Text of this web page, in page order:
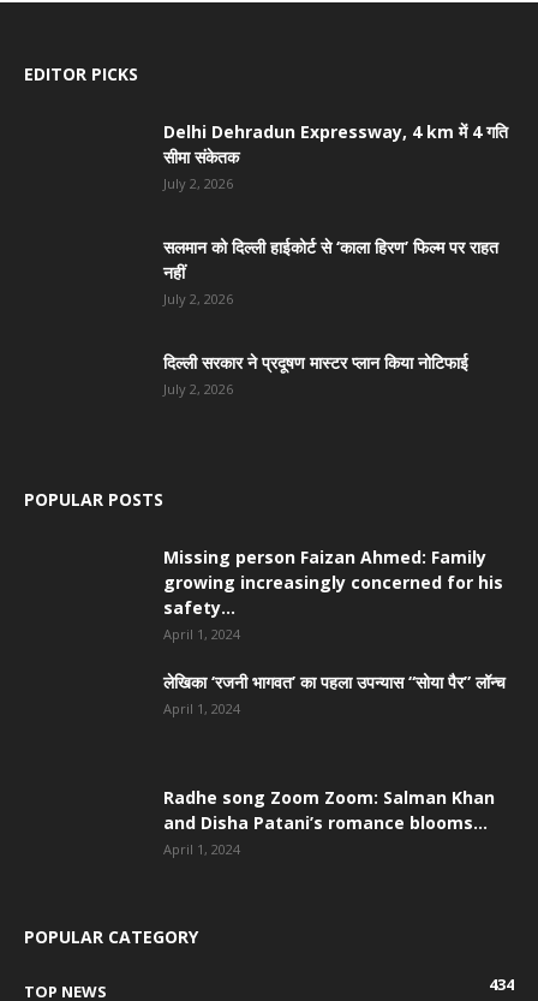
EDITOR PICKS
Delhi Dehradun Expressway, 4 km में 4 गति
सीमा संकेतक
July 2, 2026
सलमान को दिल्ली हाईकोर्ट से ‘काला हिरण’ फिल्म पर राहत
नहीं
July 2, 2026
दिल्ली सरकार ने प्रदूषण मास्टर प्लान किया नोटिफाई
July 2, 2026
POPULAR POSTS
Missing person Faizan Ahmed: Family
growing increasingly concerned for his
safety...
April 1, 2024
लेखिका ‘रजनी भागवत’ का पहला उपन्यास “सोया पैर” लॉन्च
April 1, 2024
Radhe song Zoom Zoom: Salman Khan
and Disha Patani’s romance blooms...
April 1, 2024
POPULAR CATEGORY
TOP NEWS 434